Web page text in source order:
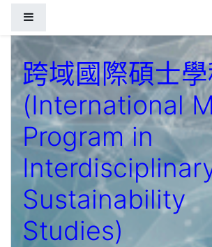
跨域國際碩士
(International
Program in
Sustainability
Studies)